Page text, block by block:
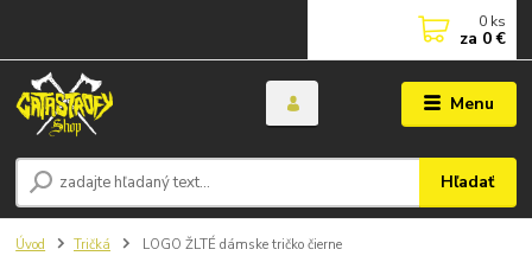
Menu
Hľadať
0 ks
za 0 €
Úvod Tričká LOGO ŽLTÉ dámske tričko čierne